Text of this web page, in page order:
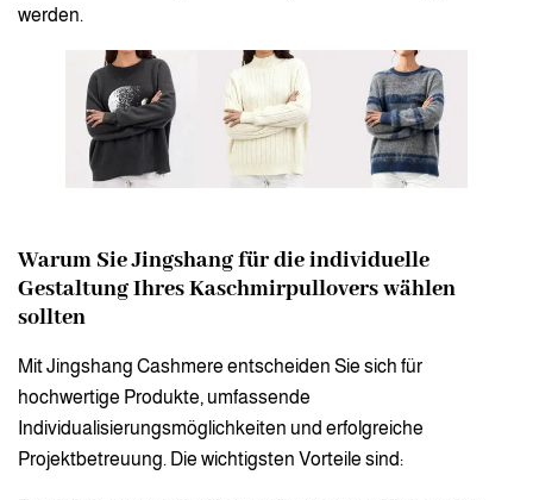
werden.
Warum Sie Jingshang für die individuelle
Gestaltung Ihres Kaschmirpullovers wählen
sollten
Mit Jingshang Cashmere entscheiden Sie sich für
hochwertige Produkte, umfassende
Individualisierungsmöglichkeiten und erfolgreiche
Projektbetreuung. Die wichtigsten Vorteile sind: